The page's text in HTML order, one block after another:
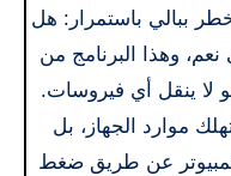
ببالي باستمرار: هل
نعم، وهذا البرنامج من
لا ينقل أي فيروسات.
موارد الجهاز، بل
عن طريق ضغط